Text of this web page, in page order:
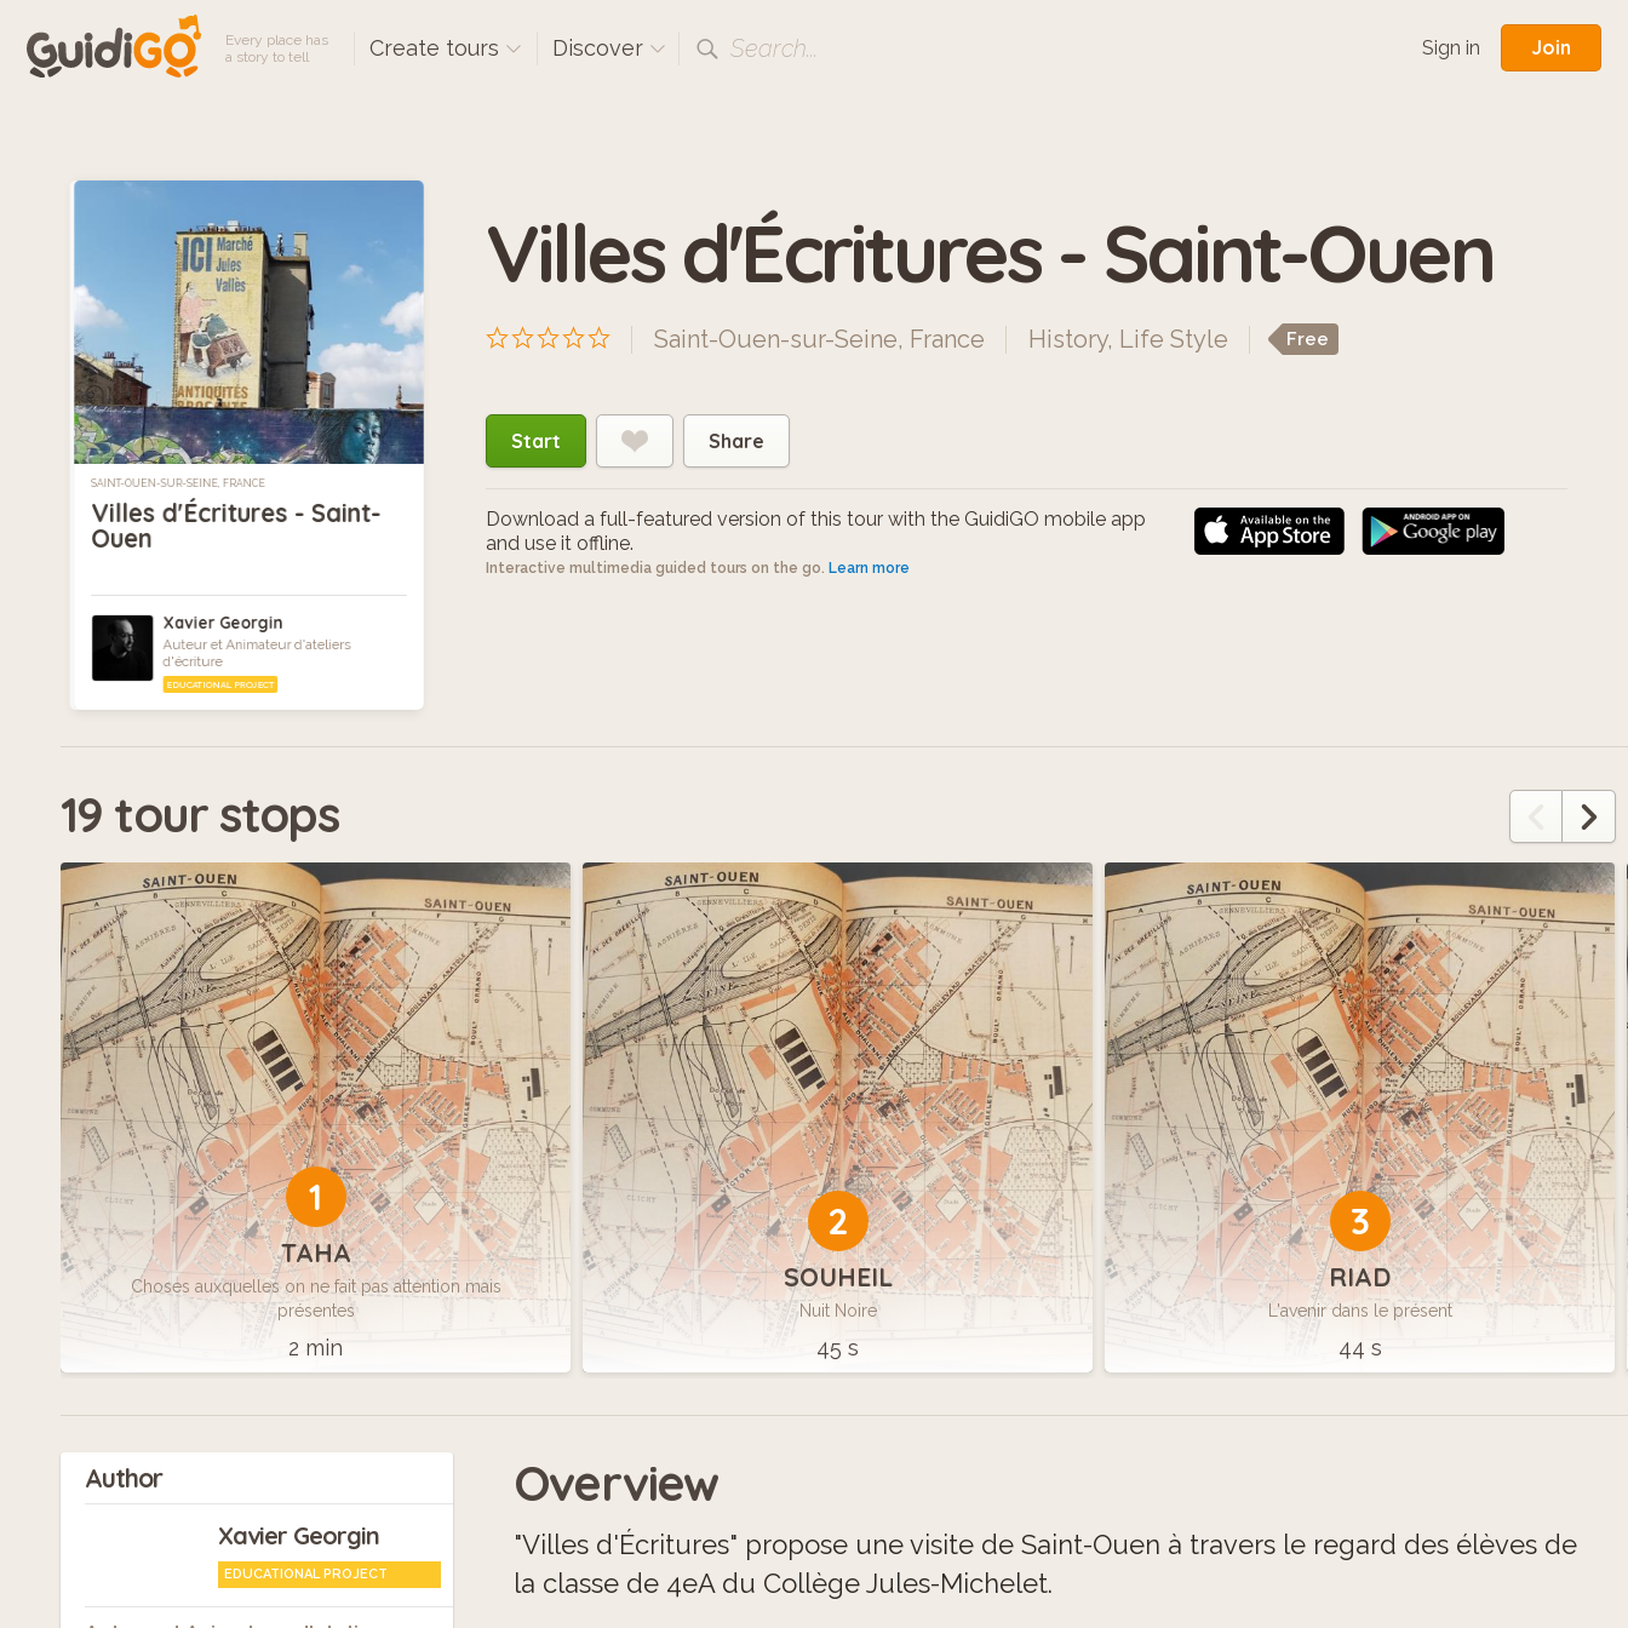
Every place has
a story to tell
Create tours Discover Search... Sign in Join
SAINT-OUEN-SUR-SEINE, FRANCE
Villes d'Écritures - Saint-
Ouen
Xavier Georgin
Auteur et Animateur d'ateliers
d'écriture
EDUCATIONAL PROJECT
Villes d'Écritures - Saint-Ouen
Saint-Ouen-sur-Seine, France History, Life Style Free
Start Share
Download a full-featured version of this tour with the GuidiGO mobile app
and use it offline.
Interactive multimedia guided tours on the go. Learn more
19 tour stops
1
TAHA
Choses auxquelles on ne fait pas attention mais
présentes
2 min
2
SOUHEIL
Nuit Noire
45 s
3
RIAD
L'avenir dans le présent
44 s
Author
Xavier Georgin
EDUCATIONAL PROJECT
Overview
"Villes d'Écritures" propose une visite de Saint-Ouen à travers le regard des élèves de
la classe de 4eA du Collège Jules-Michelet.